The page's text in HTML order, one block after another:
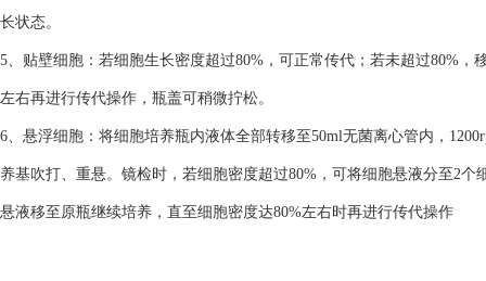
长状态。
5、贴壁细胞：若细胞生长密度超过80%，可正常传代；若未超过80%
左右再进行传代操作，瓶盖可稍微拧松。
6、悬浮细胞：将细胞培养瓶内液体全部转移至50ml无菌离心管内，
养基吹打、重悬。镜检时，若细胞密度超过80%，可将细胞悬液分至2
悬液移至原瓶继续培养，直至细胞密度达80%左右时再进行传代操作